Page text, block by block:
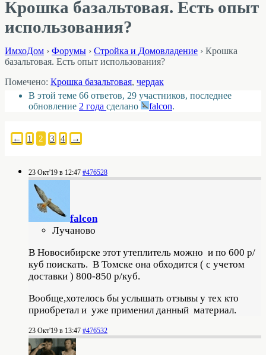
Крошка базальтовая. Есть опыт
использования?
ИмхоДом › Форумы › Стройка и Домовладение › Крошка
базальтовая. Есть опыт использования?
Помечено: Крошка базальтовая, чердак
В этой теме 66 ответов, 29 участников, последнее
обновление 2 года сделано falcon.
← 1 2 3 4 →
23 Окт'19 в 12:47 #476528
falcon
Лучаново
В Новосибирске этот утеплитель можно и по 600 р/
куб поискать. В Томске она обходится ( с учетом
доставки ) 800-850 р/куб.
Вообще,хотелось бы услышать отзывы у тех кто
приобретал и уже применил данный материал.
23 Окт'19 в 13:47 #476532